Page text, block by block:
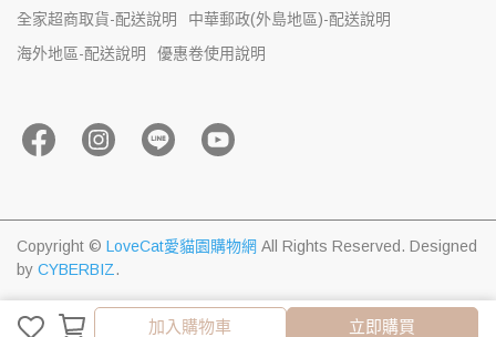
加入購物車
加入購物車 立即購買
全家超商取貨-配送說明
中華郵政(外島地區)-配送說明
海外地區-配送說明
優惠卷使用說明
Copyright © LoveCat愛貓園購物網 All Rights Reserved. Designed
by CYBERBIZ.